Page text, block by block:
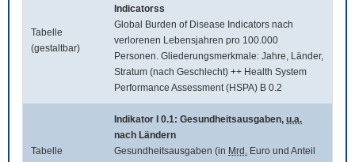
Tabelle
(gestaltbar)
Indicatorss
Global Burden of Disease Indicators nach
verlorenen Lebensjahren pro 100.000
Personen. Gliederungsmerkmale: Jahre, Länder,
Stratum (nach Geschlecht) ++ Health System
Performance Assessment (HSPA) B 0.2
Tabelle
Indikator I 0.1: Gesundheitsausgaben, u.a.
nach Ländern
Gesundheitsausgaben (in Mrd. Euro und Anteil